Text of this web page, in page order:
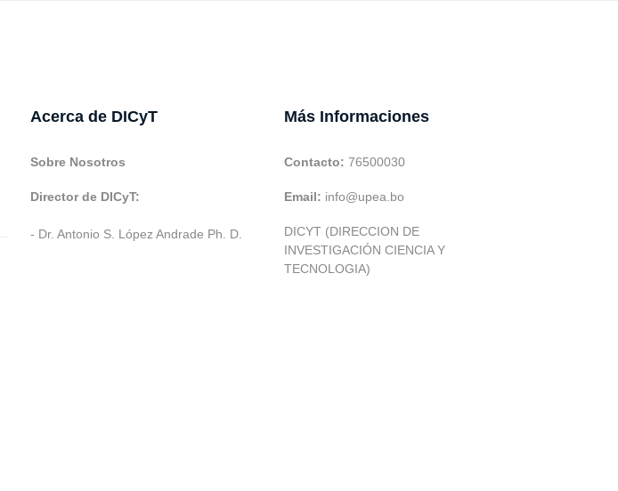
Acerca de DICyT
Sobre Nosotros
Director de DICyT:
- Dr. Antonio S. López Andrade Ph. D.
Más Informaciones
Contacto: 76500030
Email: info@upea.bo
DICYT (DIRECCION DE
INVESTIGACIÓN CIENCIA Y
TECNOLOGIA)